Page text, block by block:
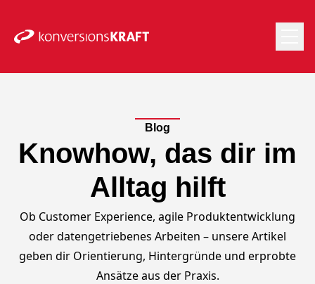
Blog
Knowhow, das dir im
Alltag hilft
Ob Customer Experience, agile Produktentwicklung
oder datengetriebenes Arbeiten – unsere Artikel
geben dir Orientierung, Hintergründe und erprobte
Ansätze aus der Praxis.